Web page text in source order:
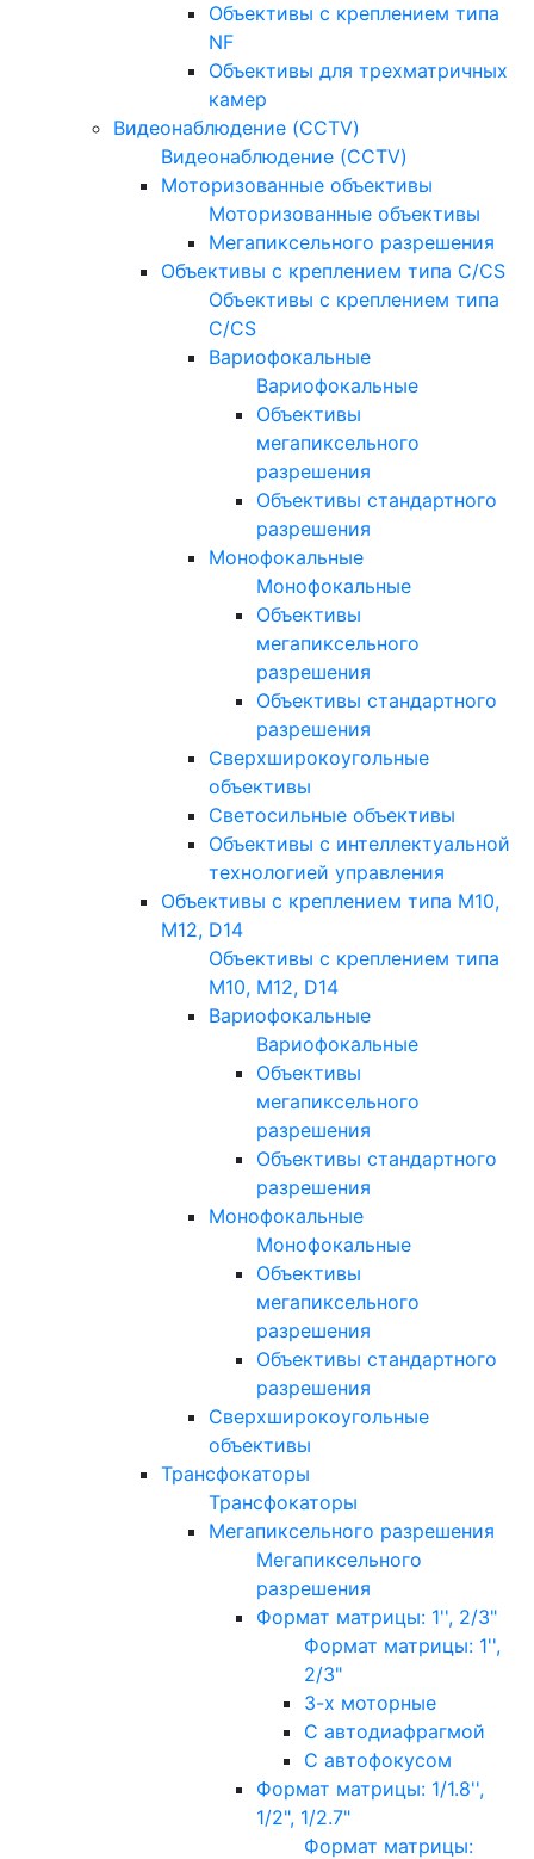
Объективы с креплением типа
NF
Объективы для трехматричных
камер
Видеонаблюдение (CCTV)
Видеонаблюдение (CCTV)
Моторизованные объективы
Моторизованные объективы
Мегапиксельного разрешения
Объективы с креплением типа C/CS
Объективы с креплением типа
C/CS
Вариофокальные
Вариофокальные
Объективы
мегапиксельного
разрешения
Объективы стандартного
разрешения
Монофокальные
Монофокальные
Объективы
мегапиксельного
разрешения
Объективы стандартного
разрешения
Сверхширокоугольные
объективы
Светосильные объективы
Объективы с интеллектуальной
технологией управления
Объективы с креплением типа M10,
M12, D14
Объективы с креплением типа
M10, M12, D14
Вариофокальные
Вариофокальные
Объективы
мегапиксельного
разрешения
Объективы стандартного
разрешения
Монофокальные
Монофокальные
Объективы
мегапиксельного
разрешения
Объективы стандартного
разрешения
Сверхширокоугольные
объективы
Трансфокаторы
Трансфокаторы
Мегапиксельного разрешения
Мегапиксельного
разрешения
Формат матрицы: 1'', 2/3"
Формат матрицы: 1'',
2/3"
3-х моторные
С автодиафрагмой
С автофокусом
Формат матрицы: 1/1.8'',
1/2", 1/2.7"
Формат матрицы: